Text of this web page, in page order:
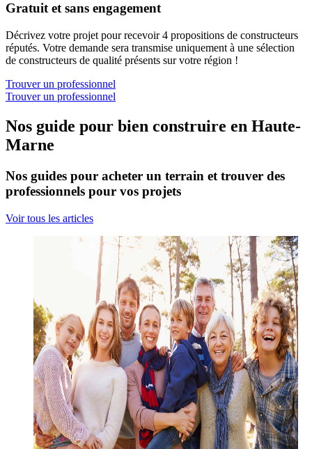
Gratuit et sans engagement
Décrivez votre projet pour recevoir 4 propositions de constructeurs
réputés. Votre demande sera transmise uniquement à une sélection
de constructeurs de qualité présents sur votre région !
Trouver un professionnel
Trouver un professionnel
Nos guide pour bien construire en Haute-
Marne
Nos guides pour acheter un terrain et trouver des
professionnels pour vos projets
Voir tous les articles